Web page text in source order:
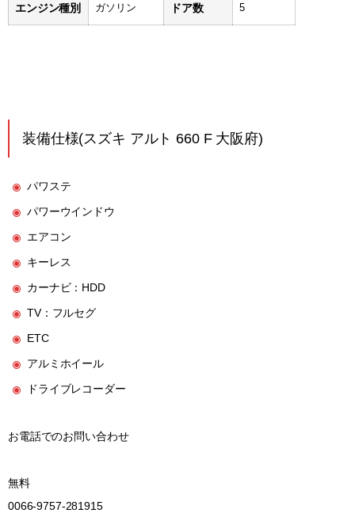
エンジン種別 ガソリン ドア数 5
装備仕様(スズキ アルト 660 F 大阪府)
パワステ
パワーウインドウ
エアコン
キーレス
カーナビ：HDD
TV：フルセグ
ETC
アルミホイール
ドライブレコーダー
お電話でのお問い合わせ
無料
0066-9757-281915